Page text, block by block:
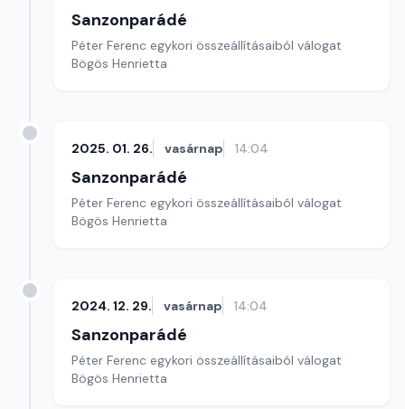
Sanzonparádé
Péter Ferenc egykori összeállításaiból válogat
Bögös Henrietta
2025. 01. 26. vasárnap 14:04
Sanzonparádé
Péter Ferenc egykori összeállításaiból válogat
Bögös Henrietta
2024. 12. 29. vasárnap 14:04
Sanzonparádé
Péter Ferenc egykori összeállításaiból válogat
Bögös Henrietta